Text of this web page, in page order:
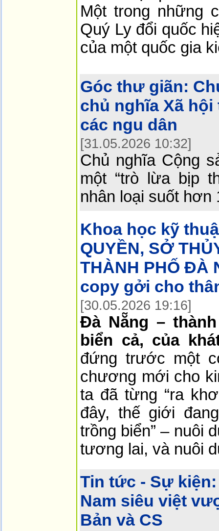
Một trong những
Quý Ly đổi quốc
của một quốc gia
Góc thư giãn:
chủ nghĩa Xã
các ngu dân
[31.05.2026 10:32]
Chủ nghĩa Cộng
một “trò lừa bịp
nhân loại suốt hơn
Khoa học kỹ
QUYỀN, SỞ
THÀNH PHỐ ĐÀ
copy gởi cho
[30.05.2026 19:16]
Đà Nẵng –
biển cả, của
đứng trước một
chương mới cho
ta đã từng “ra
đây, thế giới
trồng biển” – nuôi
tương lai, và nuôi
Tin tức - Sự kiện:
Nam siêu việt
Bản và CS